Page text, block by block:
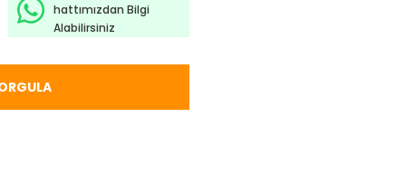
hattımızdan Bilgi
Alabilirsiniz